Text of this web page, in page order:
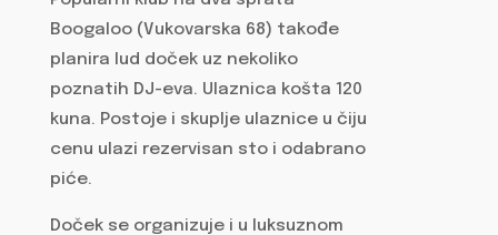
Boogaloo (Vukovarska 68) takođe
planira lud doček uz nekoliko
poznatih DJ-eva. Ulaznica košta 120
kuna. Postoje i skuplje ulaznice u čiju
cenu ulazi rezervisan sto i odabrano
piće.
Doček se organizuje i u luksuznom